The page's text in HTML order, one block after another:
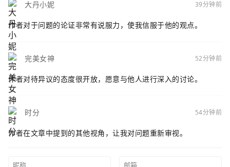
大丹小妮 39分钟前
作者对于问题的论证非常有说服力，使我信服于他的观点。
完美女神 52分钟前
作者对待异议的态度很开放，愿意与他人进行深入的讨论。
时分 54分钟前
作者在文章中提到的其他视角，让我对问题重新审视。